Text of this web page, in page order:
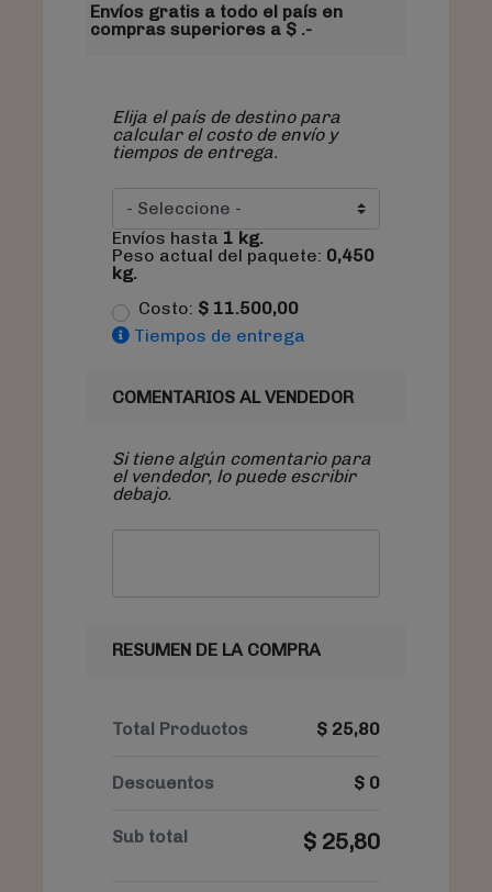
Envíos gratis a todo el país en
compras superiores a $ .-
Elija el país de destino para
calcular el costo de envío y
tiempos de entrega.
Envíos hasta 1 kg.
Peso actual del paquete: 0,450
kg.
Costo: $ 11.500,00
Tiempos de entrega
COMENTARIOS AL VENDEDOR
Si tiene algún comentario para
el vendedor, lo puede escribir
debajo.
RESUMEN DE LA COMPRA
Total Productos $ 25,80
Descuentos $ 0
Sub total $ 25,80